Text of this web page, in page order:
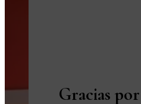
Gracias